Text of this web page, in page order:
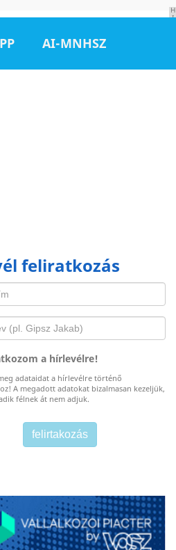
H
I
AI-MNHSZ
feliratkozás
a hírlevélre!
adataidat a hírlevélre történő
A megadott adatokat bizalmasan kezeljük,
félnek át nem adjuk.